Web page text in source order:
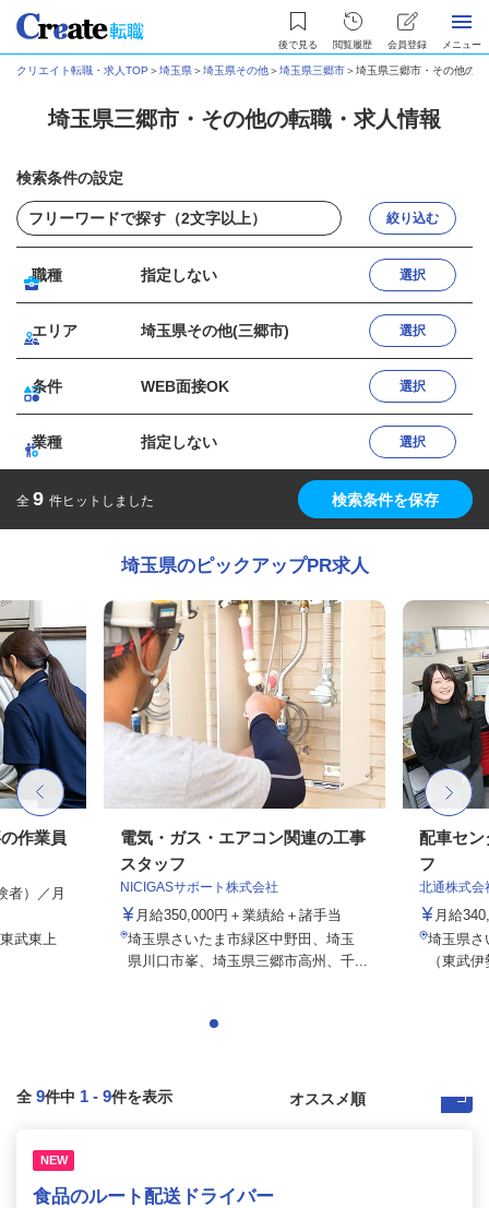
後で見る 閲覧履歴 会員登録 メニュー
クリエイト転職・求人TOP ＞埼玉県＞埼玉県その他＞埼玉県三郷市＞埼玉県三郷市・その他の
埼玉県三郷市・その他の転職・求人情報
検索条件の設定
絞り込む
職種 指定しない 選択
エリア 埼玉県その他(三郷市) 選択
条件 WEB面接OK 選択
業種 指定しない 選択
全 9 件ヒットしました 検索条件を保存
埼玉県のピックアップPR求人
作業員
者）／月
武東上
電気・ガス・エアコン関連の工事
スタッフ
NICIGASサポート株式会社
月給350,000円＋業績給＋諸手当
埼玉県さいたま市緑区中野田、埼玉
県川口市峯、埼玉県三郷市高州、千...
配車セン
フ
北通株式会
月給
埼玉県さ
（東武
全 9件中 1 - 9件を表示
NEW
食品のルート配送ドライバー